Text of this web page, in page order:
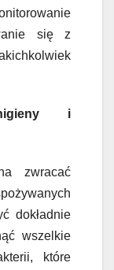
się z
i
zwracać
dokładnie
wszelkie
które